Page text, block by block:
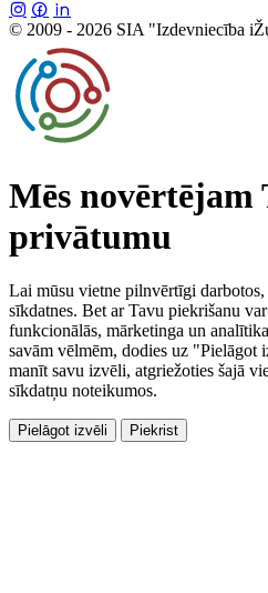
© 2009 - 2026 SIA "Izdevniecība
Mēs novērtējam
privātumu
Lai mūsu vietne pilnvērtīgi
sīkdatnes. Bet ar Tavu piekrišanu
funkcionālās, mārketinga un
savām vēlmēm, dodies uz
manīt savu izvēli, atgriežoties šajā
sīkdatņu noteikumos.
Pielāgot izvēli Piekrist